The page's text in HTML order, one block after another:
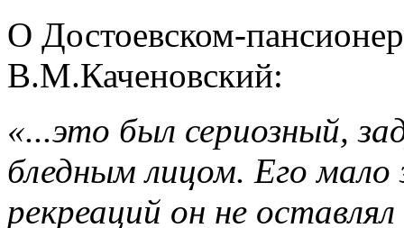
О Достоевском-
В.М.Каченовский:
«...это был сериозный,
бледным лицом. Его мало
рекреаций он не